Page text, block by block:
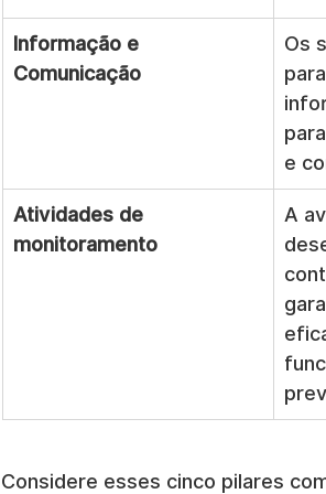
Informação e
Comunicação
Os
e
Atividades de
monitoramento
A
Considere esses cinco pilares